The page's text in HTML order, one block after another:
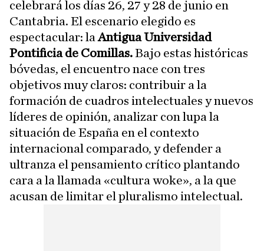
celebrará los días 26, 27 y 28 de junio en
Cantabria. El escenario elegido es
espectacular: laAntigua Universidad
Pontificia de Comillas.Bajo estas históricas
bóvedas, el encuentro nace con tres
objetivos muy claros: contribuir a la
formación de cuadros intelectuales y nuevos
líderes de opinión, analizar con lupa la
situación de España en el contexto
internacional comparado, y defender a
ultranza el pensamiento crítico plantando
cara a la llamada «cultura woke», a la que
acusan de limitar el pluralismo intelectual.